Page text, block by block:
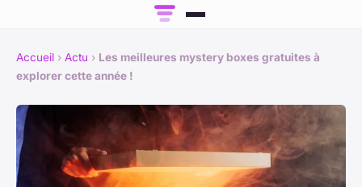
Accueil › Actu › Les meilleures mystery boxes gratuites à
explorer cette année !